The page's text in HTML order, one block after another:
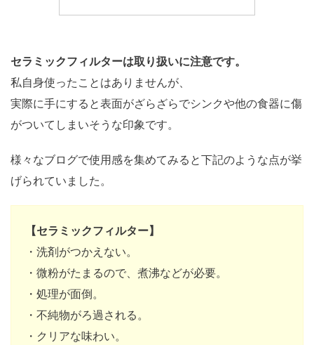
セラミックフィルターは取り扱いに注意です。
私自身使ったことはありませんが、
実際に手にすると表面がざらざらでシンクや他の食器に傷
がついてしまいそうな印象です。
様々なブログで使用感を集めてみると下記のような点が挙
げられていました。
【セラミックフィルター】
・洗剤がつかえない。
・微粉がたまるので、煮沸などが必要。
・処理が面倒。
・不純物がろ過される。
・クリアな味わい。